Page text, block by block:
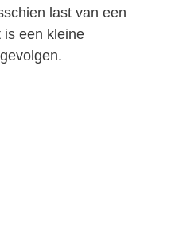
last van een
is een kleine